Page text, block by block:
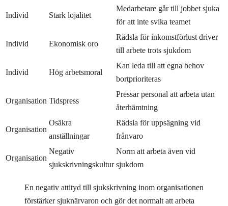
Individ Stark lojalitet
Medarbetare går till jobbet sjuka
för att inte svika teamet
Individ Ekonomisk oro
Rädsla för inkomstförlust driver
till arbete trots sjukdom
Individ Hög arbetsmoral
Kan leda till att egna behov
bortprioriteras
Organisation Tidspress
Pressar personal att arbeta utan
återhämtning
Organisation
Osäkra
anställningar
Rädsla för uppsägning vid
frånvaro
Organisation
Negativ
sjukskrivningskultur
Norm att arbeta även vid
sjukdom
En negativ attityd till sjukskrivning inom organisationen
förstärker sjuknärvaron och gör det normalt att arbeta